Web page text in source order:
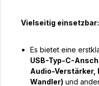
Vielseitig einsetzbar:
Es bietet eine
USB-Typ-C-
Audio-Verstärker,
Wandler) und